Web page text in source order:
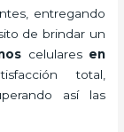
entregando
de brindar un
celularesen
total,
así las